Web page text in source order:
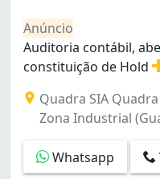
Paranoá (16)
Park Way (2)
Planaltina (21)
Ponte Alta Norte
Quadras
Recanto Das Emas (5)
Recanto das Emas (16)
Região dos Lagos
Residencial do
Anúncio
Auditoria contábil,
constituição de Hold
Quadra SIA Quadra
Zona Industrial
Whatsapp